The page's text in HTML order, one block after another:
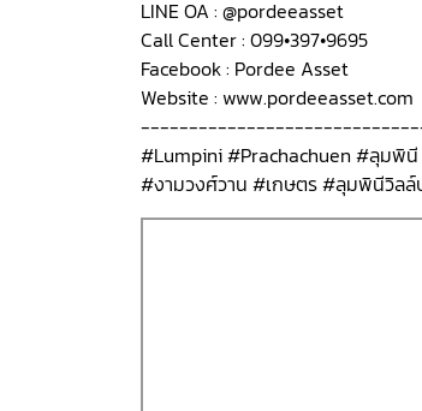
LINE OA : @pordeeasset
Call Center : 099•397•9695
Facebook : Pordee Asset
Website : www.pordeeasset.com
#Lumpini #Prachachuen #ลุมพิ
#งามวงศ์วาน #เกษตร #ลุมพินีวิลล์